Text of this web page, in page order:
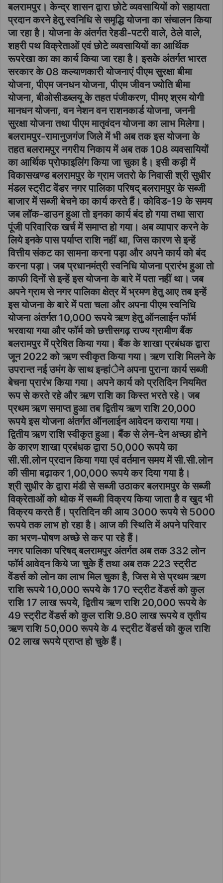
बलरामपुर। केन्द्र शासन द्वारा छोटे व्यवसायियों को सहायता
प्रदान करने हेतु स्वनिधि से समृद्धि योजना का संचालन किया
जा रहा है। योजना के अंतर्गत रेहडी-पटरी वाले, ठेले वाले,
शहरी पथ विक्रेताओं एवं छोटे व्यवसायियों का आर्थिक
रूपरेखा का का कार्य किया जा रहा है। इसके अंतर्गत भारत
सरकार के 08 कल्याणकारी योजनाएं पीएम सुरक्षा बीमा
योजना, पीएम जनधन योजना, पीएम जीवन ज्योति बीमा
योजना, बीओसीडब्लयू के तहत पंजीकरण, पीमए श्रम योगी
मानधन योजना, वन नेशन वन राशनकार्ड योजना, जननी
सुरक्षा योजना तथा पीएम मातृवंदन योजना का लाभ मिलेगा।
बलरामपुर-रामानुजगंज जिले में भी अब तक इस योजना के
तहत बलरामपुर नगरीय निकाय में अब तक 108 व्यवसायियों
का आर्थिक प्रोफाइलिंग किया जा चुका है। इसी कड़ी में
विकासखण्ड बलरामपुर के ग्राम जतरो के निवासी श्री सुधीर
मंडल स्ट्रीट वेंडर नगर पालिका परिषद् बलरामपुर के सब्जी
बाजार में सब्जी बेचने का कार्य करते हैं। कोविड-19 के समय
जब लॉक-डाउन हुआ तो इनका कार्य बंद हो गया तथा सारा
पूंजी परिवारिक खर्च में समाप्त हो गया। अब व्यापार करने के
लिये इनके पास पर्याप्त राशि नहीं था, जिस कारण से इन्हें
वित्तीय संकट का सामना करना पड़ा और अपने कार्य को बंद
करना पड़ा। जब प्रधानमंत्री स्वनिधि योजना प्रारंभ हुआ तो
काफी दिनों से इन्हें इस योजना के बारे में पता नहीं था। जब
अपने ग्राम से नगर पालिका क्षेत्र में भ्रमण हेतु आए तब इन्हें
इस योजना के बारे में पता चला और अपना पीएम स्वनिधि
योजना अंतर्गत 10,000 रूपये ऋण हेतु ऑनलाईन फॉर्म
भरवाया गया और फॉर्म को छत्तीसगढ़ राज्य ग्रामीण बैंक
बलरामपुर में प्रेषित किया गया। बैंक के शाखा प्रबंधक द्वारा
जून 2022 को ऋण स्वीकृत किया गया। ऋण राशि मिलने के
उपरान्त नई उमंग के साथ इन्हांेने अपना पुराना कार्य सब्जी
बेचना प्रारंभ किया गया। अपने कार्य को प्रतिदिन नियमित
रूप से करते रहे और ऋण राशि का किस्त भरते रहे। जब
प्रथम ऋण समाप्त हुआ तब द्वितीय ऋण राशि 20,000
रूपये इस योजना अंतर्गत ऑनलाईन आवेदन कराया गया।
द्वितीय ऋण राशि स्वीकृत हुआ। बैंक से लेन-देन अच्छा होने
के कारण शाखा प्रबंधक द्वारा 50,000 रूपये का
सी.सी.लोन प्रदान किया गया एवं वर्तमान समय में सी.सी.लोन
की सीमा बढ़ाकर 1,00,000 रूपये कर दिया गया है।
श्री सुधीर के द्वारा मंडी से सब्जी उठाकर बलरामपुर के सब्जी
विक्रेताओं को थोक में सब्जी विक्रय किया जाता है व खुद भी
विक्रय करते हैं। प्रतिदिन की आय 3000 रूपये से 5000
रूपये तक लाभ हो रहा है। आज की स्थिति में अपने परिवार
का भरण-पोषण अच्छे से कर पा रहे हैं।
नगर पालिका परिषद् बलरामपुर अंतर्गत अब तक 332 लोन
फॉर्म आवेदन किये जा चुके हैं तथा अब तक 223 स्ट्रीट
वेंडर्स को लोन का लाभ मिल चुका है, जिस मे से प्रथम ऋण
राशि रूपये 10,000 रूपये के 170 स्ट्रीट वेंडर्स को कुल
राशि 17 लाख रूपये, द्वितीय ऋण राशि 20,000 रूपये के
49 स्ट्रीट वेंडर्स को कुल राशि 9.80 लाख रूपये व तृतीय
ऋण राशि 50,000 रूपये के 4 स्ट्रीट वेंडर्स को कुल राशि
02 लाख रूपये प्राप्त हो चुके हैं।